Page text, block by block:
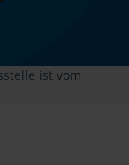
ist vom